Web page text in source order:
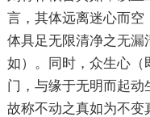
言，其体远离迷心而空
体具足无限清净之无漏
如）。同时，众生心（
门，与缘于无明而起动
故称不动之真如为不